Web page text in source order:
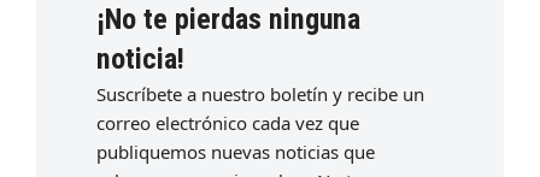
¡No te pierdas ninguna
noticia!
Suscríbete a nuestro boletín y recibe un
correo electrónico cada vez que
publiquemos nuevas noticias que